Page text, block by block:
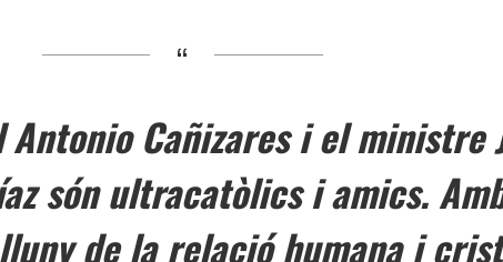
Antonio Cañizares i el ministre
són ultracatòlics i amics.
de la relació humana i